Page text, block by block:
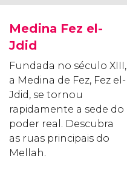
Medina Fez el-
Jdid
Fundada no século XIII,
a Medina de Fez, Fez el-
Jdid, se tornou
rapidamente a sede do
poder real. Descubra
as ruas principais do
Mellah.